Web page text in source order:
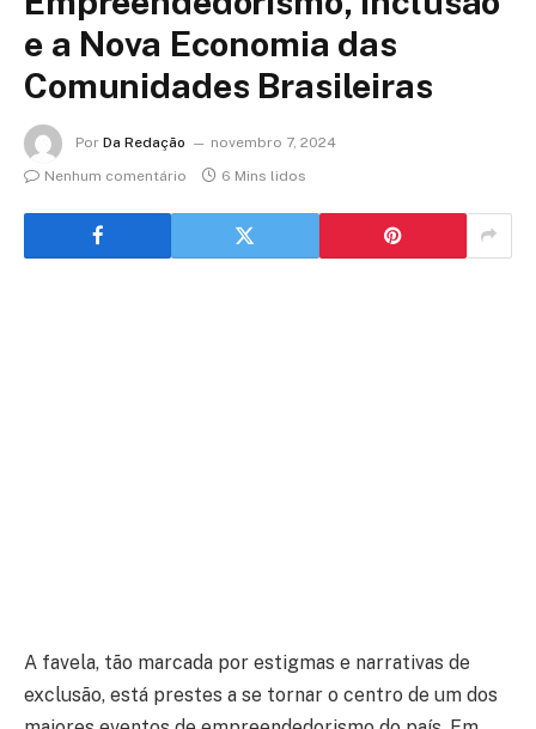
e a Nova Economia das
Comunidades Brasileiras
Por Da Redação
novembro 7, 2024
Nenhum comentário
6 Mins lidos
A favela, tão marcada por estigmas e narrativas de
exclusão, está prestes a se tornar o centro de um dos